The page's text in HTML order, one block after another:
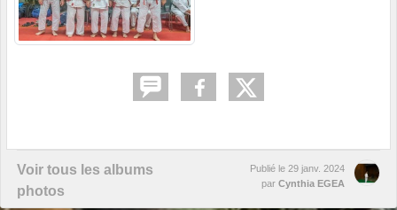
Voir tous les albums
photos
Publié le 29 janv. 2024
par Cynthia EGEA